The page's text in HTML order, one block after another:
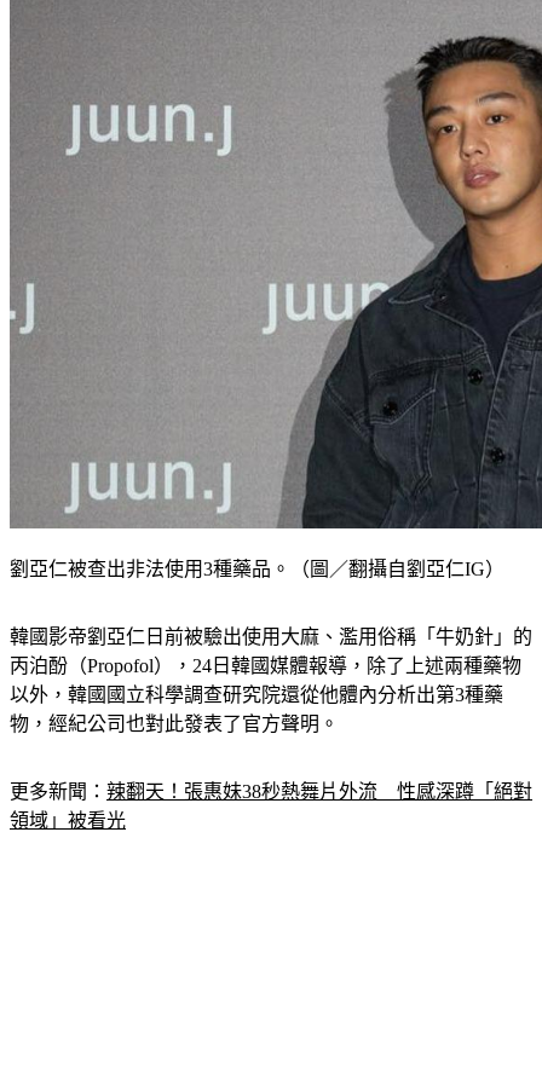
丙泊酚（Propofol），24日韓國媒體報導，除了上述兩種藥物
以外，韓國國立科學調查研究院還從他體內分析出第3種藥
物，經紀公司也對此發表了官方聲明。
領域」被看光